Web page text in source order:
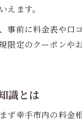
ます。
事前に料金表や
限定のクーポン
識とは
ず幸手市内の料金